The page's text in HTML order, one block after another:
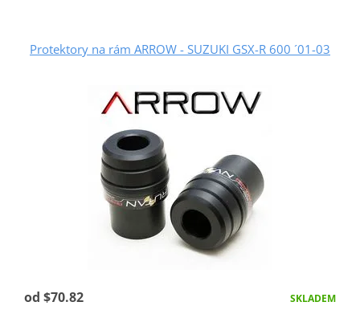
Protektory na rám ARROW - SUZUKI GSX-R 600 ´01-03
od $70.82 SKLADEM